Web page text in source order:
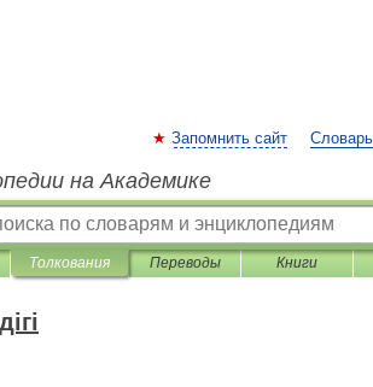
Запомнить сайт
на Академике
Толкования Переводы Книги